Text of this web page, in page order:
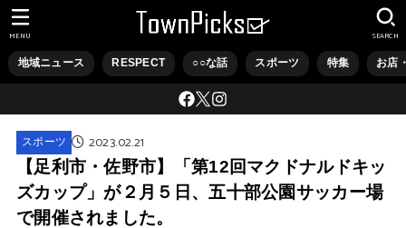
地域ニュース RESPECT ○○な話 スポーツ 特集 お店
SEARCH
MENU
スポーツ 2023.02.21
【足利市・佐野市】「第12回マクドナルドキッ
ズカップ」が２月５日、五十部公園サッカー場
で開催されました。